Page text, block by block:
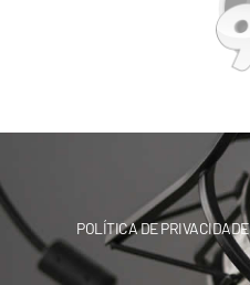
POLÍTICA DE PRIVACIDADE